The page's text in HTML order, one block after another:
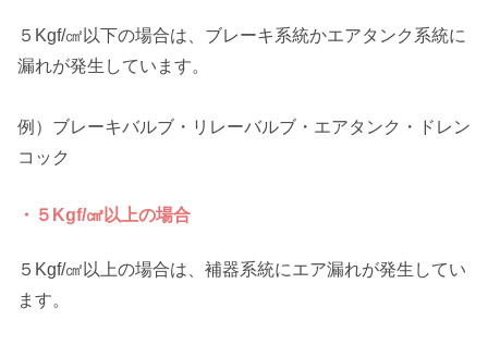
５Kgf/㎠以下の場合は、ブレーキ系統かエアタンク系統に
漏れが発生しています。
例）ブレーキバルブ・リレーバルブ・エアタンク・ドレン
コック
・５Kgf/㎠以上の場合
５Kgf/㎠以上の場合は、補器系統にエア漏れが発生してい
ます。